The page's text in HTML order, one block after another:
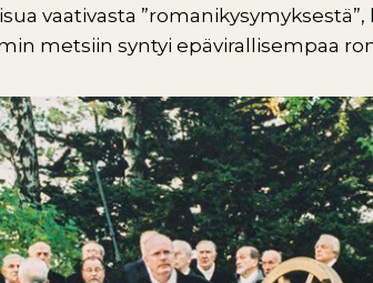
vaativasta
metsiin syntyi epävirallisempaa